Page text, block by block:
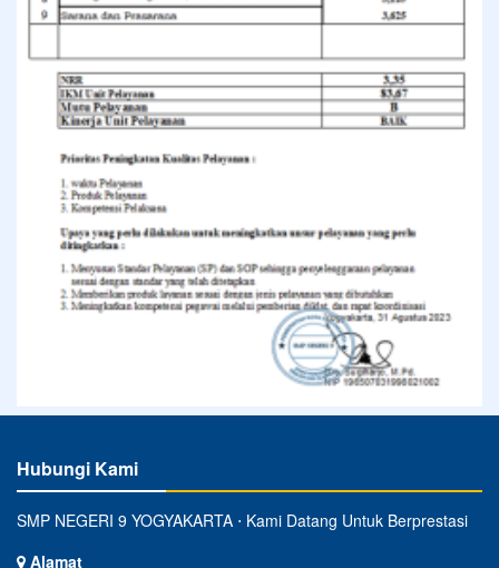
Hubungi Kami
SMP NEGERI 9 YOGYAKARTA ⋅ Kami Datang Untuk Berprestasi
Alamat